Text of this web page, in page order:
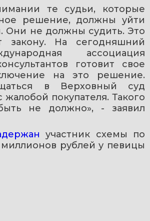
те судьи, которые
решение, должны уйти
Они не должны судить. Это
закону. На сегодняшний
ассоциация
готовит свое
на это решение.
в Верховный суд
жалобой покупателя. Такого
не должно», - заявил
участник схемы по
рублей у певицы